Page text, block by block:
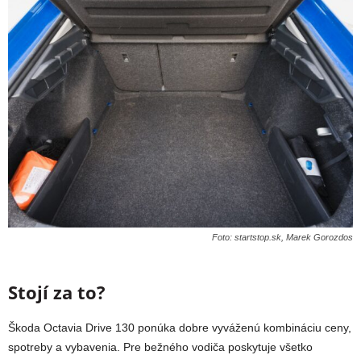
Foto: startstop.sk, Marek Gorozdos
Stojí za to?
Škoda Octavia Drive 130 ponúka dobre vyváženú kombináciu ceny,
spotreby a vybavenia. Pre bežného vodiča poskytuje všetko